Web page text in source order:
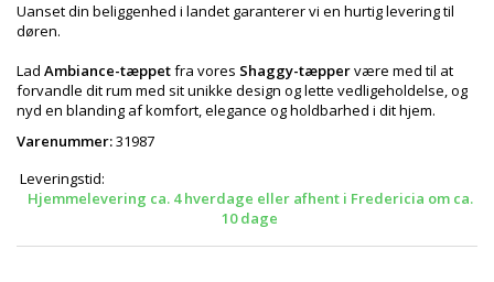
Uanset din beliggenhed i landet garanterer vi en hurtig levering til
døren.
Lad Ambiance-tæppetfra vores Shaggy-tæppervære med til at
forvandle dit rum med sit unikke design og lette vedligeholdelse, og
nyd en blanding af komfort, elegance og holdbarhed i dit hjem.
Varenummer:31987
Leveringstid:
Hjemmelevering ca. 4 hverdage eller afhent i Fredericia om ca.
10 dage